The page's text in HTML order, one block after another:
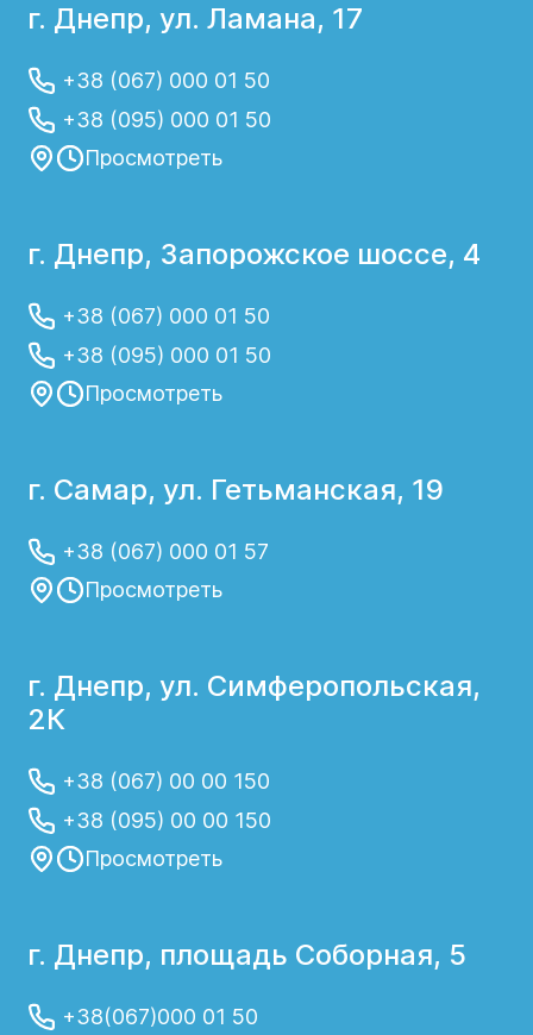
г. Днепр, ул. Ламана, 17
+38 (067) 000 01 50
+38 (095) 000 01 50
Просмотреть
г. Днепр, Запорожское шоссе, 4
+38 (067) 000 01 50
+38 (095) 000 01 50
Просмотреть
г. Самар, ул. Гетьманская, 19
+38 (067) 000 01 57
Просмотреть
г. Днепр, ул. Симферопольская,
2К
+38 (067) 00 00 150
+38 (095) 00 00 150
Просмотреть
г. Днепр, площадь Соборная, 5
+38(067)000 01 50